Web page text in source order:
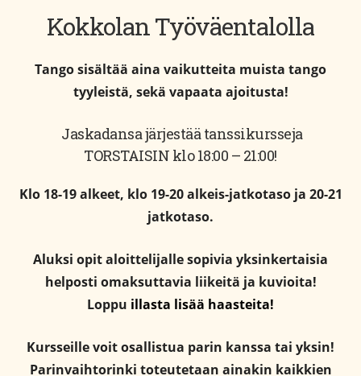
Kokkolan Työväentalolla
Tango sisältää aina vaikutteita muista tango
tyyleistä, sekä vapaata ajoitusta!
Jaskadansa järjestää tanssikursseja
TORSTAISIN klo 18:00 – 21:00!
Klo 18-19 alkeet, klo 19-20 alkeis-jatkotaso ja 20-21
jatkotaso.
Aluksi opit aloittelijalle sopivia yksinkertaisia
helposti omaksuttavia liikeitä ja kuvioita!
Loppu illasta lisää haasteita!
Kursseille voit osallistua parin kanssa tai yksin!
Parinvaihtorinki toteutetaan ainakin kaikkien